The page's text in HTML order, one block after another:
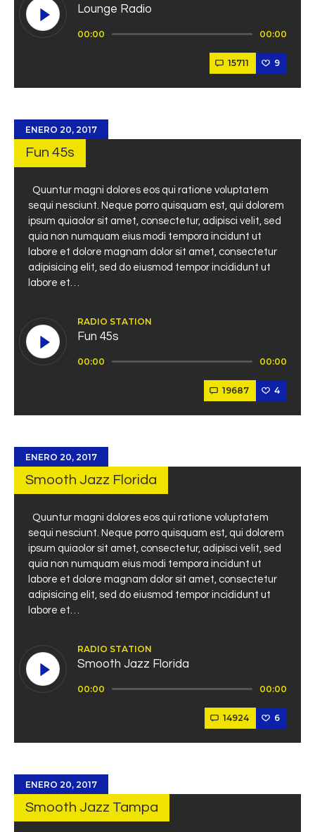
Lounge Radio
00:00 00:00
15711 9
ENERO 20, 2017
Fun 45s
Quuntur magni dolores eos qui ratione voluptatem
sequi nesciunt. Neque porro quisquam est, qui dolorem
ipsum quiaolor sit amet, consectetur, adipisci velit, sed
quia non numquam eius modi tempora incidunt ut
labore et dolore magnam dolor sit amet, consectetur
adipisicing elit, sed do eiusmod tempor incididunt ut
labore et…
RADIO STATION
Fun 45s
00:00 00:00
19687 4
ENERO 20, 2017
Smooth Jazz Florida
Quuntur magni dolores eos qui ratione voluptatem
sequi nesciunt. Neque porro quisquam est, qui dolorem
ipsum quiaolor sit amet, consectetur, adipisci velit, sed
quia non numquam eius modi tempora incidunt ut
labore et dolore magnam dolor sit amet, consectetur
adipisicing elit, sed do eiusmod tempor incididunt ut
labore et…
RADIO STATION
Smooth Jazz Florida
00:00 00:00
14924 6
ENERO 20, 2017
Smooth Jazz Tampa